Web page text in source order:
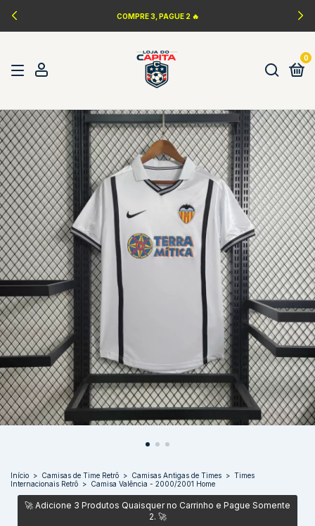
COMPRE 3, PAGUE 2 🔥
0
Início > Camisas de Time Retrô > Camisas Antigas de Times > Times
Internacionais Retrô > Camisa Valência - 2000/2001 Home